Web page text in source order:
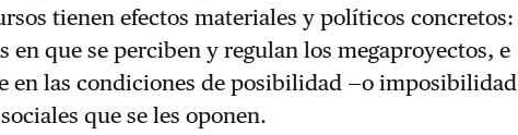
tienen efectos materiales y políticos concretos:
en que se perciben y regulan los megaproyectos, e
en las condiciones de posibilidad —o imposibilidad
que se les oponen.